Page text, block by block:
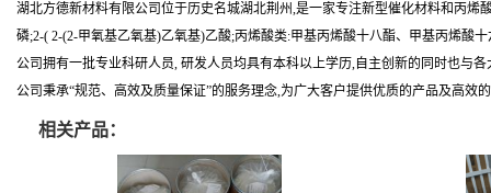
湖北方德新材料有限公司位于历史名城湖北荆州,是一家专注新型催化材料和丙
磷;2-( 2-(2-甲氧基乙氧基)乙氧基)乙酸;丙烯酸类:甲基丙烯酸十八酯、甲基丙烯酸
公司拥有一批专业科研人员, 研发人员均具有本科以上学历,自主创新的同时也与
公司秉承“规范、高效及质量保证”的服务理念,为广大客户提供优质的产品及高效
相关产品：